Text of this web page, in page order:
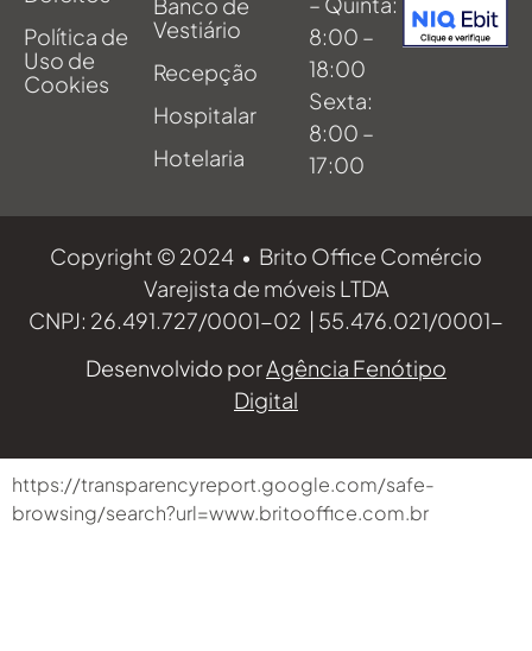
Política de
Uso de
Cookies
Banco de
Vestiário
Recepção
Hospitalar
Hotelaria
8:00 –
18:00
Sexta:
8:00 –
17:00
Copyright © 2024 • Brito Office Comércio
Varejista de móveis LTDA
CNPJ: 26.491.727/0001-02 | 55.476.021/0001-
70 | 55.807.355/0001-89
Desenvolvido porAgência Fenótipo
Digital
https://transparencyreport.google.com/safe-
browsing/search?url=www.britooffice.com.br